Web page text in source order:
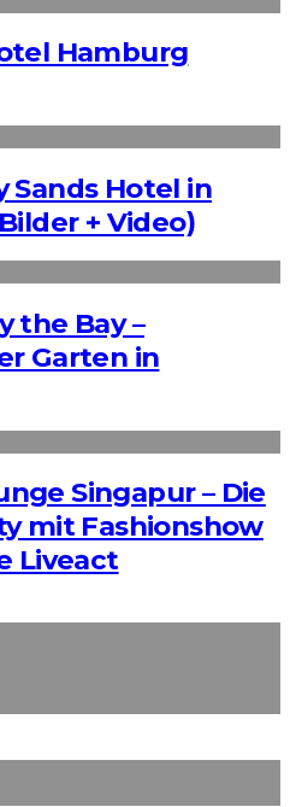
Hamburg
Sands Hotel in
+ Video)
the Bay –
Garten in
Singapur – Die
mit Fashionshow
Liveact